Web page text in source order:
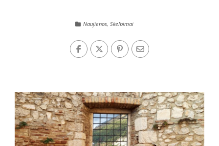
Naujienos, Skelbimai